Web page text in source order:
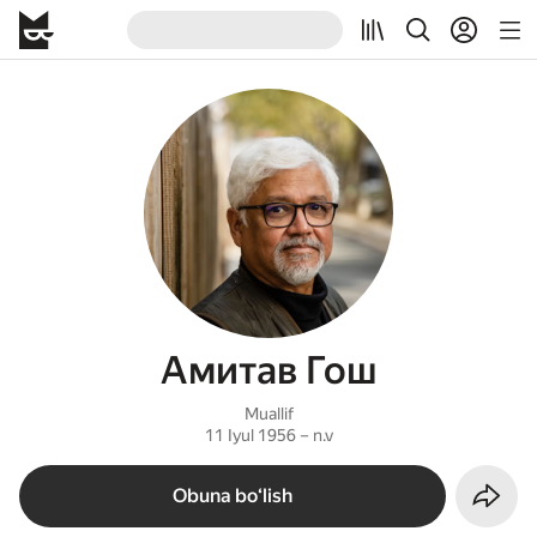
Амитав Гош
Muallif
11 Iyul 1956 – n.v
Obuna boʻlish